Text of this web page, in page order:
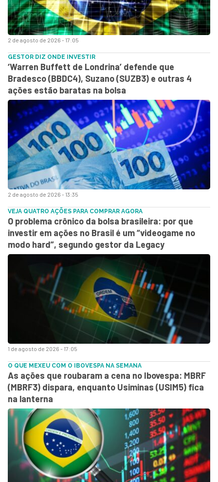
2 de agosto de 2026 - 17:05
2 de agosto de 2026 - 13:35
GESTOR DIZ ONDE INVESTIR
‘Warren Buffett de Londrina’ defende que
Bradesco (BBDC4), Suzano (SUZB3) e outras 4
ações estão baratas na bolsa
1 de agosto de 2026 - 17:05
VEJA QUATRO AÇÕES PARA COMPRAR AGORA
O problema crônico da bolsa brasileira: por que
investir em ações no Brasil é um “videogame no
modo hard”, segundo gestor da Legacy
O QUE MEXEU COM O IBOVESPA NA SEMANA
As ações que roubaram a cena no Ibovespa: MBRF
(MBRF3) dispara, enquanto Usiminas (USIM5) fica
na lanterna